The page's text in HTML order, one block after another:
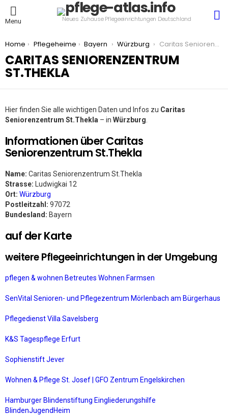
Menu Neues Zuhause Pflegeeinrichtungen Deutschland
You are here:
Home Pflegeheime Bayern Würzburg Caritas Seniorenzentrum St.Thekla
CARITAS SENIORENZENTRUM
ST.THEKLA
Hier finden Sie alle wichtigen Daten und Infos zu Caritas
Seniorenzentrum St.Thekla – in Würzburg
Informationen über Caritas
Seniorenzentrum St.Thekla
Name: Caritas Seniorenzentrum St.Thekla
Strasse: Ludwigkai 12
Ort: Würzburg
Postleitzahl: 97072
Bundesland: Bayern
auf der Karte
weitere Pflegeeinrichtungen in der Umgebung
pflegen & wohnen Betreutes Wohnen Farmsen
SenVital Senioren- und Pflegezentrum Mörlenbach am Bürgerhaus
Pflegedienst Villa Savelsberg
K&S Tagespflege Erfurt
Sophienstift Jever
Wohnen & Pflege St. Josef | GFO Zentrum Engelskirchen
Hamburger Blindenstiftung Eingliederungshilfe
BlindenJugendHeim